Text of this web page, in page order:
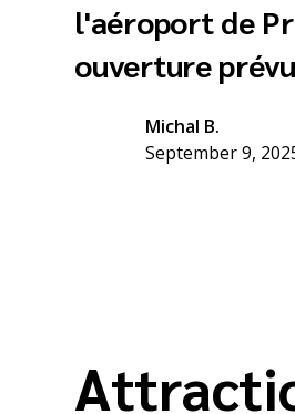
l'aéroport de
ouverture
Michal B.
September 9,